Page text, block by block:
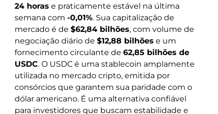
24 horas e praticamente estável na última
semana com -0,01%. Sua capitalização de
mercado é de $62,84 bilhões, com volume de
negociação diário de $12,88 bilhões e um
fornecimento circulante de 62,85 bilhões de
USDC. O USDC é uma stablecoin amplamente
utilizada no mercado cripto, emitida por
consórcios que garantem sua paridade com o
dólar americano. É uma alternativa confiável
para investidores que buscam estabilidade e